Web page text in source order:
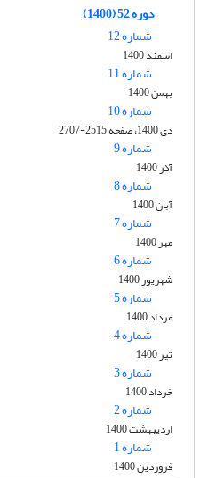
دوره 52 (1400)
شماره 12
اسفند 1400
شماره 11
بهمن 1400
شماره 10
دی 1400، صفحه 2515-2707
شماره 9
آذر 1400
شماره 8
آبان 1400
شماره 7
مهر 1400
شماره 6
شهریور 1400
شماره 5
مرداد 1400
شماره 4
تیر 1400
شماره 3
خرداد 1400
شماره 2
اردیبهشت 1400
شماره 1
فروردین 1400